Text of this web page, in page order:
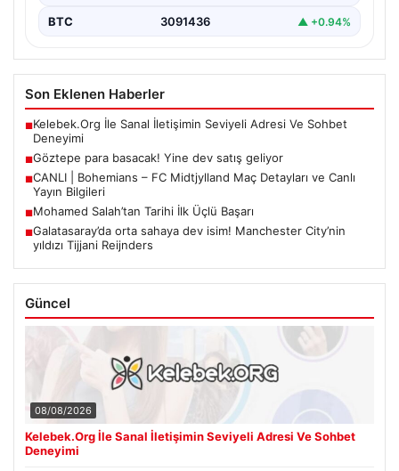
BTC 3091436 ▲ +0.94%
Son Eklenen Haberler
■Kelebek.Org İle Sanal İletişimin Seviyeli Adresi Ve Sohbet
Deneyimi
■Göztepe para basacak! Yine dev satış geliyor
■CANLI | Bohemians – FC Midtjylland Maç Detayları ve Canlı
Yayın Bilgileri
■Mohamed Salah’tan Tarihi İlk Üçlü Başarı
■Galatasaray’da orta sahaya dev isim! Manchester City’nin
yıldızı Tijjani Reijnders
Güncel
08/08/2026
Kelebek.Org İle Sanal İletişimin Seviyeli Adresi Ve Sohbet
Deneyimi